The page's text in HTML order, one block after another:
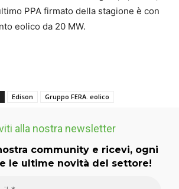
PPA firmato della stagione è con
eolico da 20 MW.
Edison Gruppo FERA. eolico
alla nostra newsletter
community e ricevi, ogni
le ultime novità del settore!